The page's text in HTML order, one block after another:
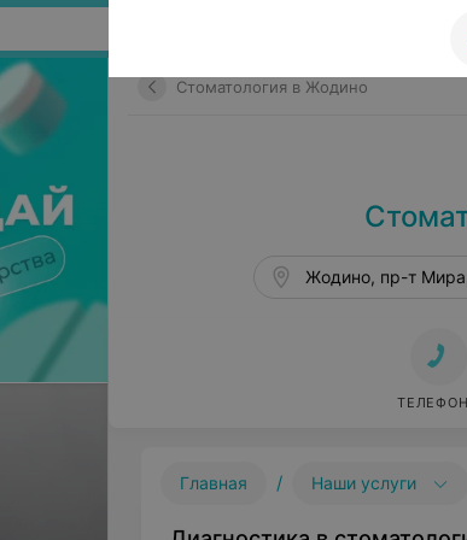
Стоматология в Жодино
Жодино, пр-т
Главная / Наши услуги